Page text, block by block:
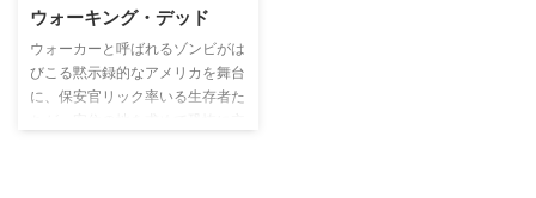
ウォーキング・デッド
ウォーカーと呼ばれるゾンビがは
びこる黙示録的なアメリカを舞台
に、保安官リック率いる生存者た